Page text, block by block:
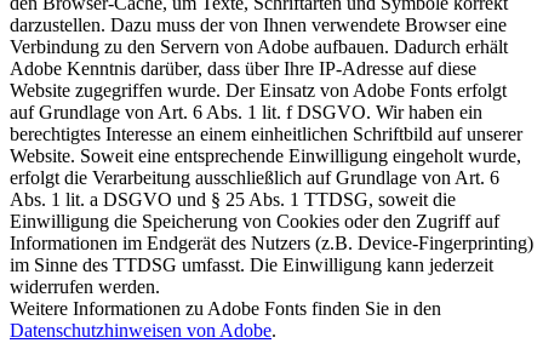
darzustellen. Dazu muss der von Ihnen verwendete Browser eine
Verbindung zu den Servern von Adobe aufbauen. Dadurch erhält
Adobe Kenntnis darüber, dass über Ihre IP-Adresse auf diese
Website zugegriffen wurde. Der Einsatz von Adobe Fonts erfolgt
auf Grundlage von Art. 6 Abs. 1 lit. f DSGVO. Wir haben ein
berechtigtes Interesse an einem einheitlichen Schriftbild auf unserer
Website. Soweit eine entsprechende Einwilligung eingeholt wurde,
erfolgt die Verarbeitung ausschließlich auf Grundlage von Art. 6
Abs. 1 lit. a DSGVO und § 25 Abs. 1 TTDSG, soweit die
Einwilligung die Speicherung von Cookies oder den Zugriff auf
Informationen im Endgerät des Nutzers (z.B. Device-Fingerprinting)
im Sinne des TTDSG umfasst. Die Einwilligung kann jederzeit
widerrufen werden.
Weitere Informationen zu Adobe Fonts finden Sie in den
Datenschutzhinweisen von Adobe.